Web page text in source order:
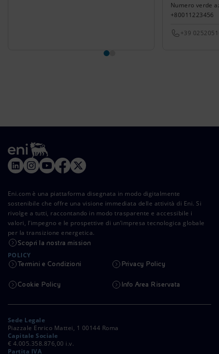
Numero verde
+80011223456
+39
Eni.com è una piattaforma disegnata in modo digitalmente
sostenibile che offre una visione immediata delle attività di Eni. Si
rivolge a tutti, raccontando in modo trasparente e accessibile i
valori, l’impegno e le prospettive di un’impresa tecnologica globale
per la transizione energetica.
Scopri la nostra mission
POLICY
Termini e Condizioni Privacy Policy
Cookie Policy Info Area Riservata
Sede Legale
Piazzale Enrico Mattei, 1 00144 Roma
Capitale Sociale
€ 4.005.358.876,00 i.v.
Partita IVA